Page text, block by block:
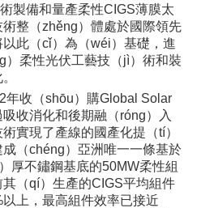
術製備和量產柔性CIGS薄膜太
術整（zhěng）體處於國際領先
此（cǐ）為（wéi）基礎，進
）柔性光伏工藝技（jì）術和裝
年收（shōu）購Global Solar
收消化和後期融（róng）入
實現了產線的國產化提（tí）
（chéng）亞洲唯一一條基於
厚不鏽鋼基底的50MW柔性組
（qí）生產的CIGS平均組件
上，最高組件效率已接近